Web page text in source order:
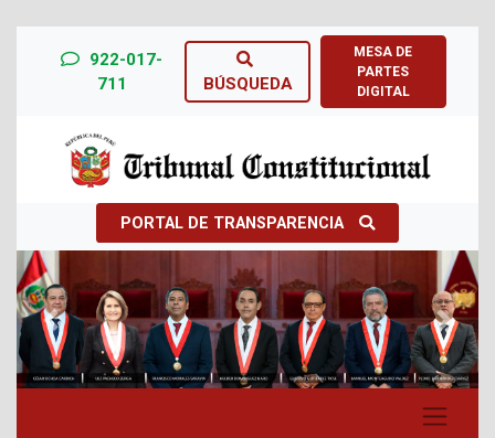
922-017-
711
BÚSQUEDA
MESA DE
PARTES
DIGITAL
PORTAL DE TRANSPARENCIA
Previous Next